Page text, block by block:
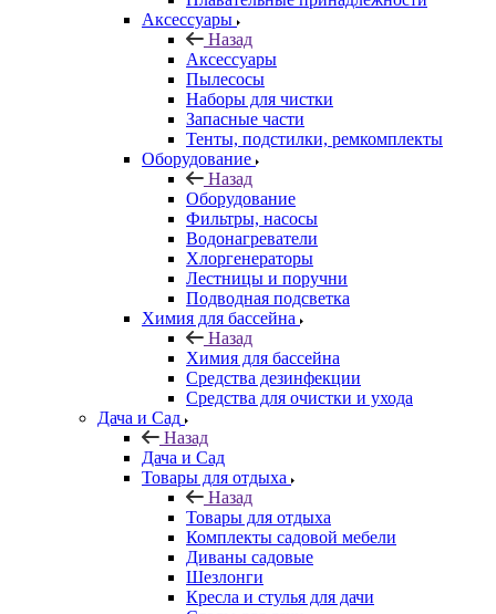
Аксессуары
Назад
Аксессуары
Пылесосы
Наборы для чистки
Запасные части
Тенты, подстилки, ремкомплекты
Оборудование
Назад
Оборудование
Фильтры, насосы
Водонагреватели
Хлоргенераторы
Лестницы и поручни
Подводная подсветка
Химия для бассейна
Назад
Химия для бассейна
Средства дезинфекции
Средства для очистки и ухода
Дача и Сад
Назад
Дача и Сад
Товары для отдыха
Назад
Товары для отдыха
Комплекты садовой мебели
Диваны садовые
Шезлонги
Кресла и стулья для дачи